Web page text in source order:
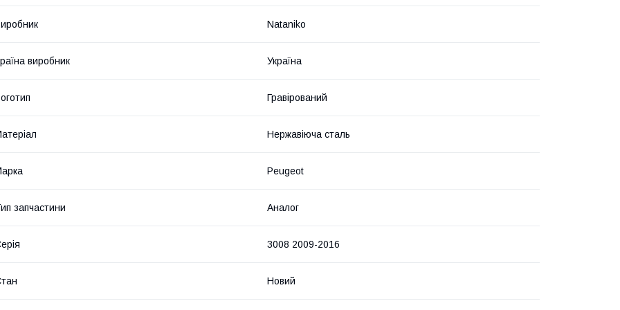
Nataniko
виробник Україна
Гравірований
Нержавіюча сталь
Peugeot
запчастини Аналог
3008 2009-2016
Новий